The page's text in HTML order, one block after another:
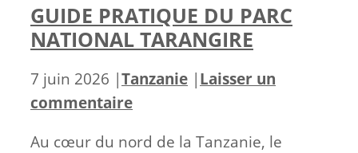
GUIDE PRATIQUE DU PARC
NATIONAL TARANGIRE
7 juin 2026 |Catégories
Tanzanie |Laisser un
commentaire
Au cœur du nord de la Tanzanie, le